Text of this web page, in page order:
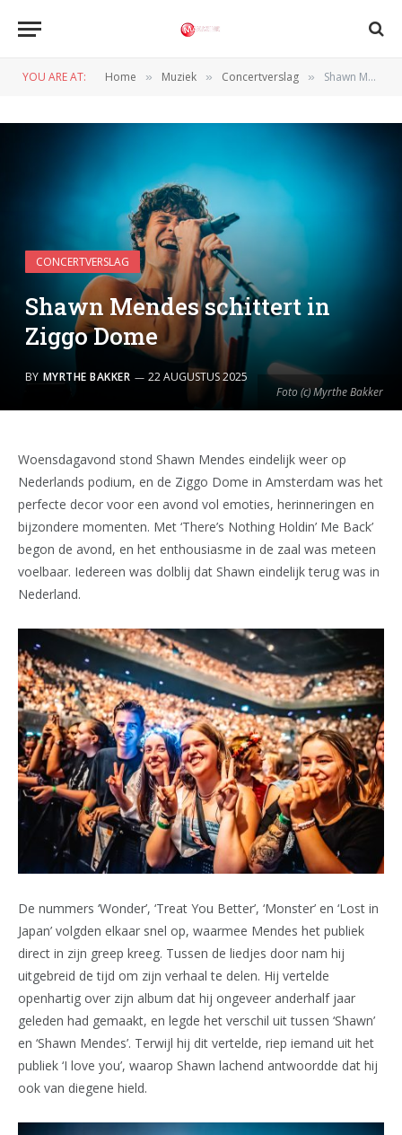
YOU ARE AT: Home » Muziek » Concertverslag » Shawn Mendes schittert in Ziggo Dome
Foto (c) Myrthe Bakker
CONCERTVERSLAG
Shawn Mendes schittert in
Ziggo Dome
BY MYRTHE BAKKER 22 AUGUSTUS 2025
Woensdagavond stond Shawn Mendes eindelijk weer op
Nederlands podium, en de Ziggo Dome in Amsterdam was het
perfecte decor voor een avond vol emoties, herinneringen en
bijzondere momenten. Met ‘There’s Nothing Holdin’ Me Back’
begon de avond, en het enthousiasme in de zaal was meteen
voelbaar. Iedereen was dolblij dat Shawn eindelijk terug was in
Nederland.
De nummers ‘Wonder’, ‘Treat You Better’, ‘Monster’ en ‘Lost in
Japan’ volgden elkaar snel op, waarmee Mendes het publiek
direct in zijn greep kreeg. Tussen de liedjes door nam hij
uitgebreid de tijd om zijn verhaal te delen. Hij vertelde
openhartig over zijn album dat hij ongeveer anderhalf jaar
geleden had gemaakt, en legde het verschil uit tussen ‘Shawn’
en ‘Shawn Mendes’. Terwijl hij dit vertelde, riep iemand uit het
publiek ‘I love you’, waarop Shawn lachend antwoordde dat hij
ook van diegene hield.